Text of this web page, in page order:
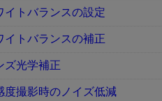
イトバランスの設定
イトバランスの補正
ズ光学補正
度撮影時のノイズ低減